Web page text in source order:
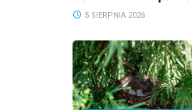
5 SIERPNIA 2026